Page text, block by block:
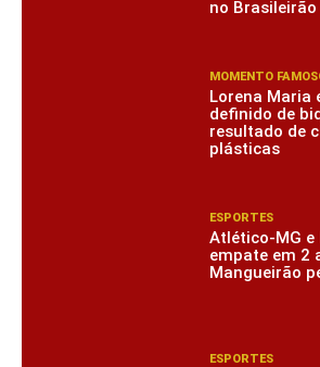
no Brasileirão
MOMENTO
Lorena Maria
definido de
resultado de
plásticas
ESPORTES
Atlético-MG e
empate em 2
Mangueirão
ESPORTES